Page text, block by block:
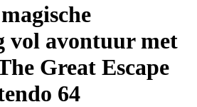
vol avontuur met
Great Escape
64